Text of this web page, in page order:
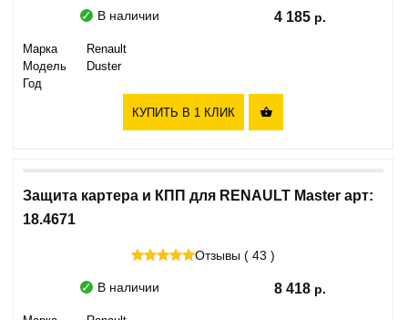
В наличии 4 185
Марка
Renault
Модель
Duster
Год
КУПИТЬ В 1 КЛИК 
Защита картера и КПП для RENAULT Master арт:
18.4671
Отзывы ( 43 )
В наличии 8 418